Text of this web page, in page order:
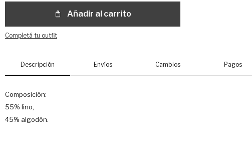
Añadir al carrito
Completá tu outfit
Descripción Envíos Cambios Pagos
Composición:
55% lino,
45% algodón.